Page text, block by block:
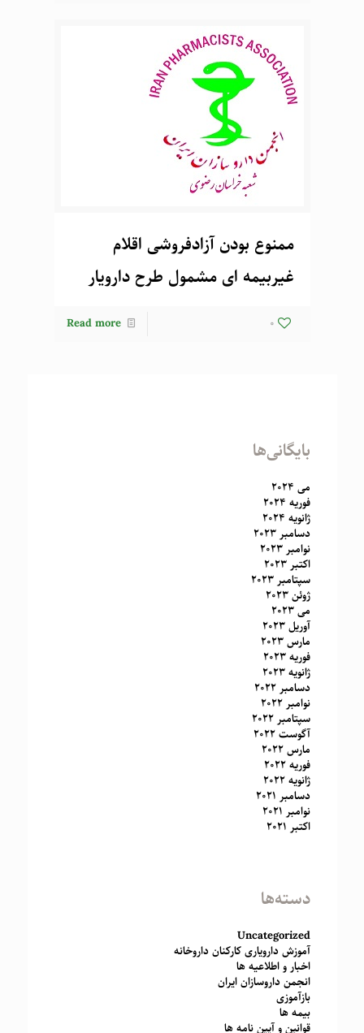
ممنوع بودن آزادفروشی اقلام
غیربیمه ای مشمول طرح دارویار
0
Read more
بایگانی‌ها
می 2024
فوریه 2024
ژانویه 2024
دسامبر 2023
نوامبر 2023
اکتبر 2023
سپتامبر 2023
ژوئن 2023
می 2023
آوریل 2023
مارس 2023
فوریه 2023
ژانویه 2023
دسامبر 2022
نوامبر 2022
سپتامبر 2022
آگوست 2022
مارس 2022
فوریه 2022
ژانویه 2022
دسامبر 2021
نوامبر 2021
اکتبر 2021
دسته‌ها
Uncategorized
آموزش دارویاری کارکنان داروخانه
اخبار و اطلاعیه ها
انجمن داروسازان ایران
بازآموزی
بیمه ها
قوانین و آیین نامه ها